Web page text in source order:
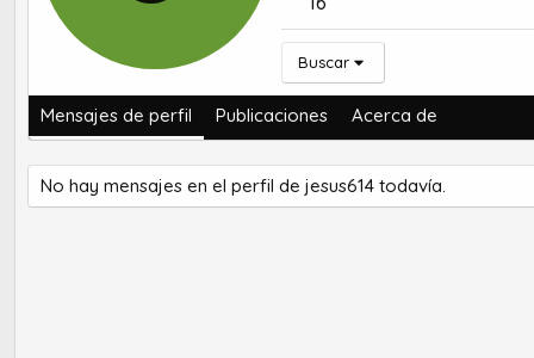
Buscar
Mensajes de perfil Publicaciones Acerca de
No hay mensajes en el perfil de jesus614 todavía.